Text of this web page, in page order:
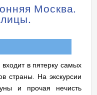
Москва.
в пятерку самых
страны. На экскурсии
и прочая нечисть